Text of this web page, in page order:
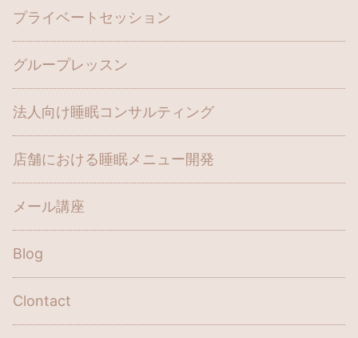
プライベートセッション
グループレッスン
法人向け睡眠コンサルティング
店舗における睡眠メニュー開発
メール講座
Blog
Clontact